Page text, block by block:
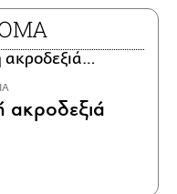
ακροδεξιά